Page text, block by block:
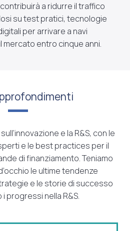
a ridurre il traffico
su test pratici, tecnologie
per arrivare a navi
entro cinque anni.
e la R&S, con le
e le best practices per il
di finanziamento. Teniamo
le ultime tendenze
e le storie di successo
progressi nella R&S.